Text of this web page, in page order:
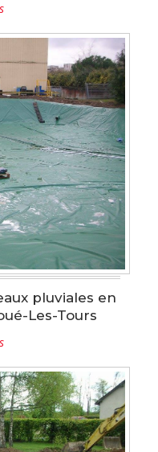
pluviales en
Les-Tours